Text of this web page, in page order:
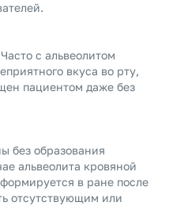
с альвеолитом
вкуса во рту,
пациентом даже без
без образования
альвеолита кровяной
в ране после
отсутствующим или